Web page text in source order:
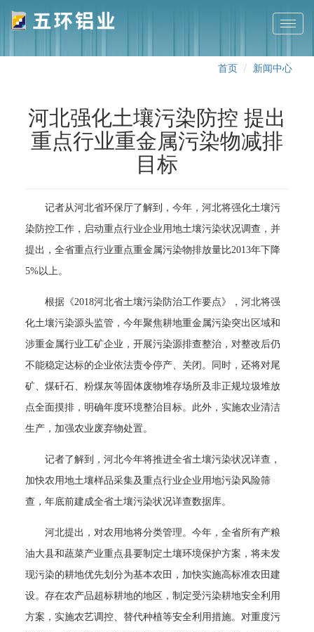
切
导
航
首页 新闻中心
河北强化土壤污染防控 提出
重点行业重金属污染物减排
目标
记者从河北省环保厅了解到，今年，河北将强化土壤污
染防控工作，启动重点行业企业用地土壤污染状况调查，并
提出，全省重点行业重点重金属污染物排放量比2013年下降
5%以上。
根据《2018河北省土壤污染防治工作要点》，河北将强
化土壤污染源头监管，今年聚焦耕地重金属污染突出区域和
涉重金属行业工矿企业，开展污染源排查整治，对整改后仍
不能稳定达标的企业依法责令停产、关闭。同时，还将对尾
矿、煤矸石、粉煤灰等固体废物堆存场所及非正规垃圾堆放
点全面摸排，明确年度环境整治目标。此外，实施农业清洁
生产，加强农业废弃物处置。
记者了解到，河北今年将推进全省土壤污染状况详查，
加快农用地土壤样品采集及重点行业企业用地污染风险筛
查，年底前建成全省土壤污染状况详查数据库。
河北提出，对农用地将分类管理。今年，全省所有产粮
油大县和蔬菜产业重点县要制定土壤环境保护方案，将未发
现污染的耕地优先划分为基本农田，加快实施高标准农田建
设。存在农产品超标耕地的地区，制定受污染耕地安全利用
方案，实施农艺调控、替代种植等安全利用措施。对重度污